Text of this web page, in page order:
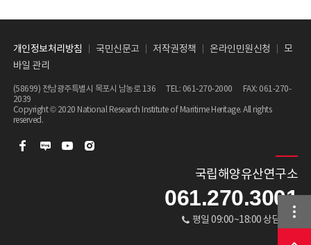
개인정보처리방침 국민신문고 저작권정책 온라인민원신청
모
바일 관리
(58699) 전남광주특별시 목포시 남농로 136 TEL: 061-270-2000 FAX: 061-270-
2039
Copyright © 2020 National Research Institute of Maritime Heritage. All rights
reserved.
국립해양유산연구소
061.270.3001
평일 09:00~18:00 상담가능